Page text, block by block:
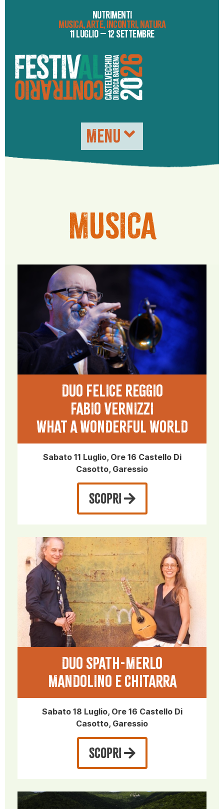
NUTRIMENTI
MUSICA, ARTE, INCONTRI, NATURA
11 LUGLIO – 12 SETTEMBRE
MENU
MUSICA
DUO FELICE REGGIO
FABIO VERNIZZI
WHAT A WONDERFUL WORLD
Sabato 11 Luglio, Ore 16 Castello Di
Casotto, Garessio
SCOPRI
DUO SPATH-MERLO
MANDOLINO E CHITARRA
Sabato 18 Luglio, Ore 16 Castello Di
Casotto, Garessio
SCOPRI